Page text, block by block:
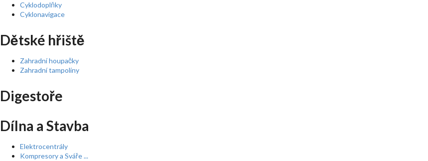
Cyklodoplňky
Cyklonavigace
Dětské hřiště
Zahradní houpačky
Zahradní tampolíny
Digestoře
Dílna a Stavba
Elektrocentrály
Kompresory a Sváře ...